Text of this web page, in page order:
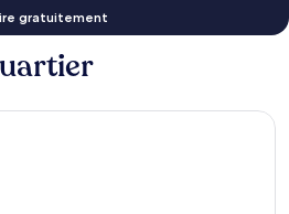
gratuitement